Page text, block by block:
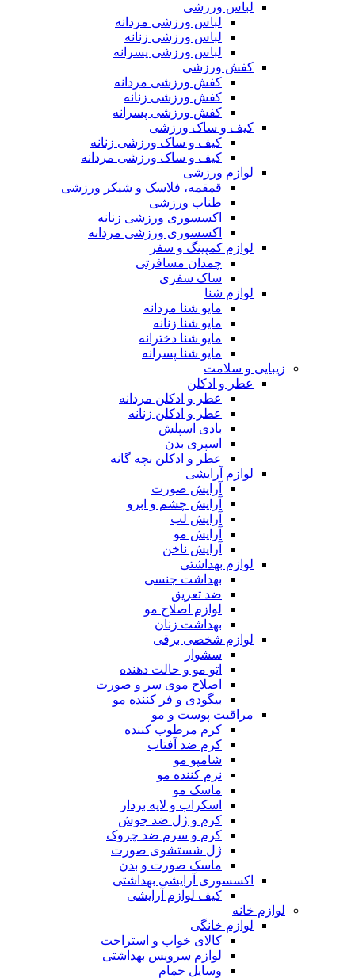
لباس ورزشی
لباس ورزشی مردانه
لباس ورزشی زنانه
لباس ورزشی پسرانه
کفش ورزشی
کفش ورزشی مردانه
کفش ورزشی زنانه
کفش ورزشی پسرانه
کیف و ساک ورزشی
کیف و ساک ورزشی زنانه
کیف و ساک ورزشی مردانه
لوازم ورزشی
قمقمه، فلاسک و شیکر ورزشی
طناب ورزشی
اکسسوری ورزشی زنانه
اکسسوری ورزشی مردانه
لوازم کمپینگ و سفر
چمدان مسافرتی
ساک سفری
لوازم شنا
مایو شنا مردانه
مایو شنا زنانه
مایو شنا دخترانه
مایو شنا پسرانه
زیبایی و سلامت
عطر و ادکلن
عطر و ادکلن مردانه
عطر و ادکلن زنانه
بادی اسپلش
اسپری بدن
عطر و ادکلن بچه گانه
لوازم آرایشی
آرایش صورت
آرایش چشم و ابرو
آرایش لب
آرایش مو
آرایش ناخن
لوازم بهداشتی
بهداشت جنسی
ضد تعریق
لوازم اصلاح مو
بهداشت زنان
لوازم شخصی برقی
سشوار
اتو مو و حالت دهنده
اصلاح موی سر و صورت
بیگودی و فر کننده مو
مراقبت پوست و مو
کرم مرطوب کننده
کرم ضد آفتاب
شامپو مو
نرم کننده مو
ماسک مو
اسکراب و لایه بردار
کرم و ژل ضد جوش
کرم و سرم ضد چروک
ژل شستشوی صورت
ماسک صورت و بدن
اکسسوری آرایشی بهداشتی
کیف لوازم آرایشی
لوازم خانه
لوازم خانگی
کالای خواب و استراحت
لوازم سرویس بهداشتی
وسایل حمام